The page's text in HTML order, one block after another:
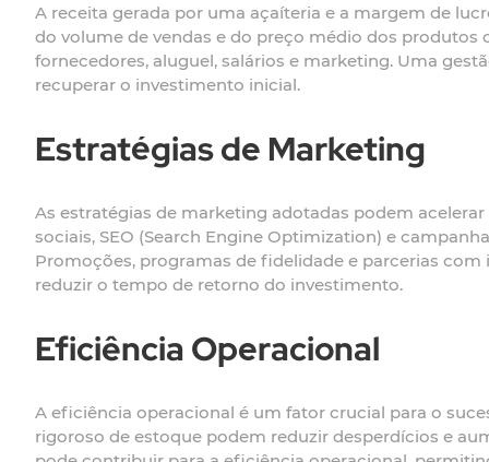
A receita gerada por uma açaíteria e a margem de
do volume de vendas e do preço médio dos
fornecedores, aluguel, salários e marketing. Uma
recuperar o investimento inicial.
Estratégias de Marketing
As estratégias de marketing adotadas podem
sociais, SEO (Search Engine Optimization) e
Promoções, programas de fidelidade e parcerias
reduzir o tempo de retorno do investimento.
Eficiência Operacional
A eficiência operacional é um fator crucial para o
rigoroso de estoque podem reduzir desperdícios e